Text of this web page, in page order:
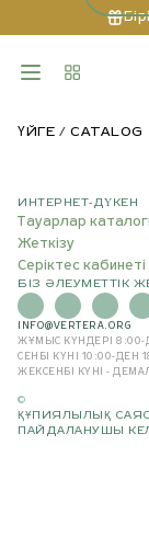
ҮЙГЕ CATALOG
ИНТЕРНЕТ-ДҮКЕН
Тауарлар
Жеткізу
Серіктес кабинеті
БІЗ ӘЛЕУМЕТТІК
INFO@VERTERA.ORG
ЖҰМЫС КҮНДЕРІ 8:00-
СЕНБІ КҮНІ 10:00-ДЕН
ЖЕКСЕНБІ КҮНІ -
©
ҚҰПИЯЛЫЛЫҚ
ПАЙДАЛАНУШЫ